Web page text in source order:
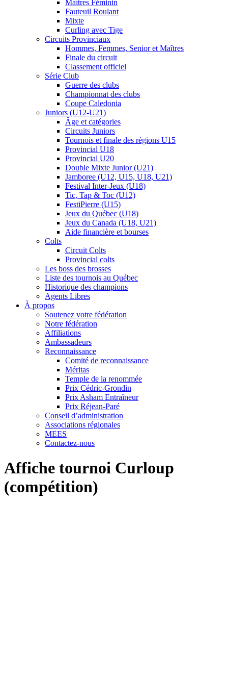
Maîtres Féminin
Fauteuil Roulant
Mixte
Curling avec Tige
Circuits Provinciaux
Hommes, Femmes, Senior et Maîtres
Finale du circuit
Classement officiel
Série Club
Guerre des clubs
Championnat des clubs
Coupe Caledonia
Juniors (U12-U21)
Âge et catégories
Circuits Juniors
Tournois et finale des régions U15
Provincial U18
Provincial U20
Double Mixte Junior (U21)
Jamboree (U12, U15, U18, U21)
Festival Inter-Jeux (U18)
Tic, Tap & Toc (U12)
FestiPierre (U15)
Jeux du Québec (U18)
Jeux du Canada (U18, U21)
Aide financière et bourses
Colts
Circuit Colts
Provincial colts
Les boss des brosses
Liste des tournois au Québec
Historique des champions
Agents Libres
À propos
Soutenez votre fédération
Notre fédération
Affiliations
Ambassadeurs
Reconnaissance
Comité de reconnaissance
Méritas
Temple de la renommée
Prix Cédric-Grondin
Prix Asham Entraîneur
Prix Réjean-Paré
Conseil d’administration
Associations régionales
MEES
Contactez-nous
Affiche tournoi Curloup
(compétition)